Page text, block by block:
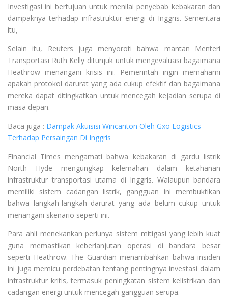
Investigasi ini bertujuan untuk menilai penyebab kebakaran dan
dampaknya terhadap infrastruktur energi di Inggris. Sementara
itu,
Selain itu, Reuters juga menyoroti bahwa mantan Menteri
Transportasi Ruth Kelly ditunjuk untuk mengevaluasi bagaimana
Heathrow menangani krisis ini. Pemerintah ingin memahami
apakah protokol darurat yang ada cukup efektif dan bagaimana
mereka dapat ditingkatkan untuk mencegah kejadian serupa di
masa depan.
Baca juga : Dampak Akuisisi Wincanton Oleh Gxo Logistics
Terhadap Persaingan Di Inggris
Financial Times mengamati bahwa kebakaran di gardu listrik
North Hyde mengungkap kelemahan dalam ketahanan
infrastruktur transportasi utama di Inggris. Walaupun bandara
memiliki sistem cadangan listrik, gangguan ini membuktikan
bahwa langkah-langkah darurat yang ada belum cukup untuk
menangani skenario seperti ini.
Para ahli menekankan perlunya sistem mitigasi yang lebih kuat
guna memastikan keberlanjutan operasi di bandara besar
seperti Heathrow. The Guardian menambahkan bahwa insiden
ini juga memicu perdebatan tentang pentingnya investasi dalam
infrastruktur kritis, termasuk peningkatan sistem kelistrikan dan
cadangan energi untuk mencegah gangguan serupa.